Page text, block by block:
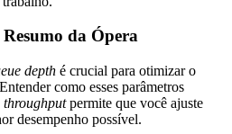
da Ópera
depth é crucial para otimizar o
como esses parâmetros
throughputpermite que você ajuste
desempenho possível.